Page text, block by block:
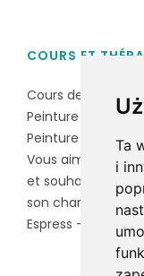
Ta
i
COURS ET
Cours de peinture
Peinture & vin
Peinture à l'encre
Vous aimez votre
et souhaitez
son charme
Espress -